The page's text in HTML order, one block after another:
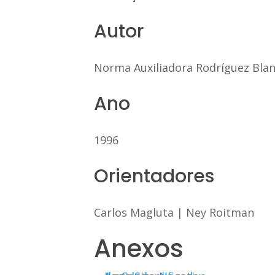
Autor
Norma Auxiliadora Rodríguez
Ano
1996
Orientadores
Carlos Magluta | Ney Roitman
Anexos